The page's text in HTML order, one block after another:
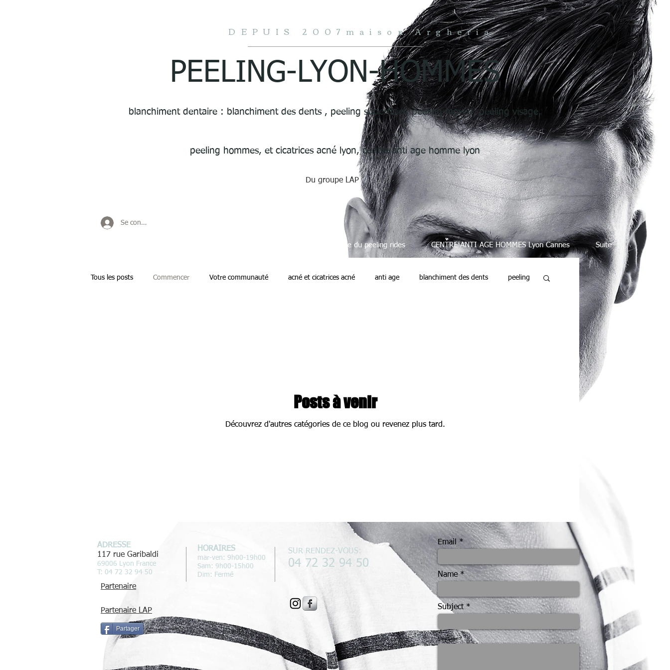
DEPUIS 2007maison Argheria
PEELING-LYON-HOMMES
blanchiment dentaire : blanchiment des dents , peeling superficiel, peeling moyen, peeling visage,
peeling hommes, et cicatrices acné lyon, centre anti age homme lyon
Du groupe LAP
Se connecter
SOINS ANTI AGE bénéfice du peeling rides CENTRE ANTI AGE HOMMES Lyon Cannes Suite
Tous les posts Commencer Votre communauté acné et cicatrices acné anti age blanchiment des dents peeling
Posts à venir
Découvrez d'autres catégories de ce blog ou revenez plus tard.
SUR RENDEZ-VOUS:
04 72 32 94 50
ADRESSE
117 rue Garibaldi
69006 Lyon France
T: 04 72 32 94 50
HORAIRES
mar-ven: 9h00-19h00
Sam: 9h00-15h00
Dim: Fermé
Partenaire
Partenaire LAP
Partager
Email
Name
Subject
Message